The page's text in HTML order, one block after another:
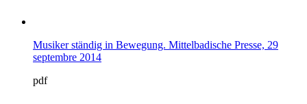
Musiker ständig in Bewegung. Mittelbadische Presse, 29
septembre 2014
pdf